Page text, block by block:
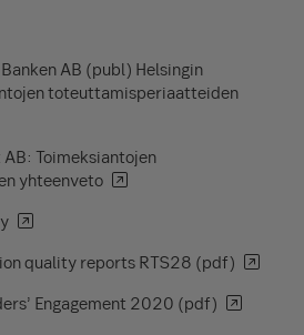
AB (publ) Helsingin
toteuttamisperiaatteiden
Toimeksiantojen
yhteenveto
quality reports RTS28 (pdf)
Engagement 2020 (pdf)